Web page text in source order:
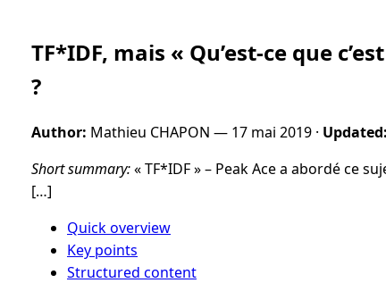
TF*IDF, mais « Qu’est-ce que
?
Author: Mathieu CHAPON — 17 mai 2019 · Updated:
Short summary:« TF*IDF » – Peak Ace a abordé ce
[…]
Quick overview
Key points
Structured content